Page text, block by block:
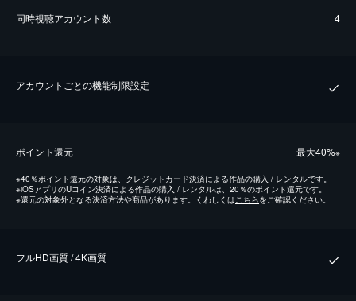
同時視聴アカウント数 4
アカウントごとの機能制限設定
ポイント還元 最⼤40%※
※40％ポイント還元の対象は、クレジットカード決済による作品の購入 / レンタルです。
※iOSアプリのUコイン決済による作品の購入 / レンタルは、20％のポイント還元です。
※還元の対象外となる決済方法や商品があります。くわしくは こちらをご確認ください。
フルHD画質 / 4K画質